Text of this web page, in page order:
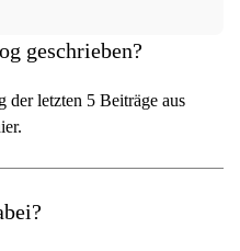
geschrieben?
der letzten 5 Beiträge aus